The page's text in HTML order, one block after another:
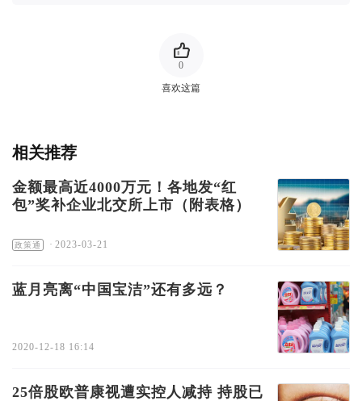
喜欢这篇
0
相关推荐
金额最高近4000万元！各地发“红
包”奖补企业北交所上市（附表格）
政策通 · 2023-03-21
蓝月亮离“中国宝洁”还有多远？
2020-12-18 16:14
25倍股欧普康视遭实控人减持 持股已